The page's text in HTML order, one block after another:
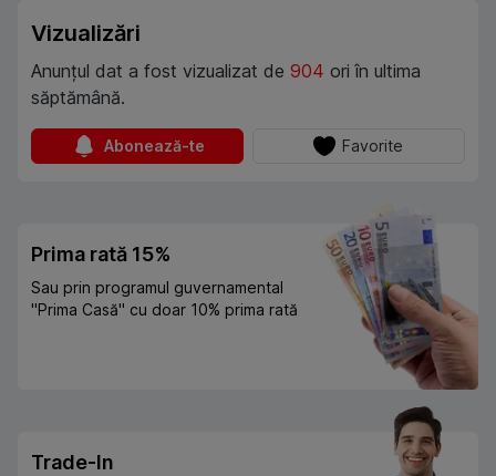
Vizualizări
Anunțul dat a fost vizualizat de 904 ori în ultima
săptămână.
Abonează-te Favorite
Prima rată 15%
Sau prin programul guvernamental
"Prima Casă" cu doar 10% prima rată
Trade-In